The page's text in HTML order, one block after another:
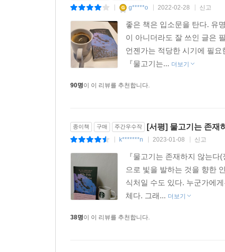
g*****o 2022-02-28 신고
좋은 책은 입소문을 탄다. 유
이 아니더라도 잘 쓰인 글은
언젠가는 적당한 시기에 필
『물고기는... 더보기
90명이 이 리뷰를 추천합니다.
종이책 구매 주간우수작 [서평] 물고기는 존재
k*******n 2023-01-08 신고
『물고기는 존재하지 않는
으로 빛을 발하는 것을 향한
식처일 수도 있다. 누군가에
체다. 그래... 더보기
38명이 이 리뷰를 추천합니다.